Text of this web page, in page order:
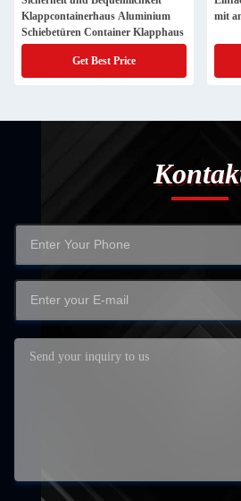
Klappcontainerhaus Aluminium
Schiebetüren Container Klapphaus
Get Best Price
mit